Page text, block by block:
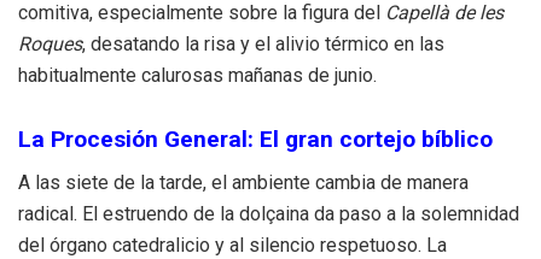
comitiva, especialmente sobre la figura del Capellà de les
Roques, desatando la risa y el alivio térmico en las
habitualmente calurosas mañanas de junio.
La Procesión General: El gran cortejo bíblico
A las siete de la tarde, el ambiente cambia de manera
radical. El estruendo de la dolçaina da paso a la solemnidad
del órgano catedralicio y al silencio respetuoso. La